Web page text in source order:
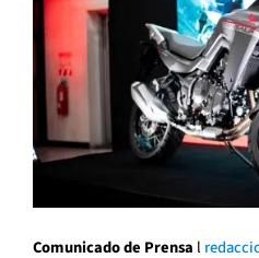
Comunicado de Prensa l